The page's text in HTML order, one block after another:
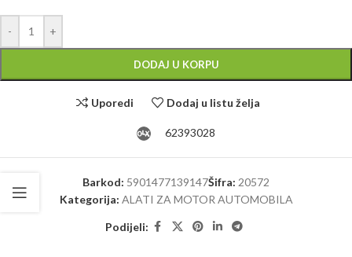
- +
DODAJ U KORPU
Uporedi Dodaj u listu želja
62393028
Barkod: 5901477139147Šifra: 20572
Kategorija: ALATI ZA MOTOR AUTOMOBILA
Podijeli: